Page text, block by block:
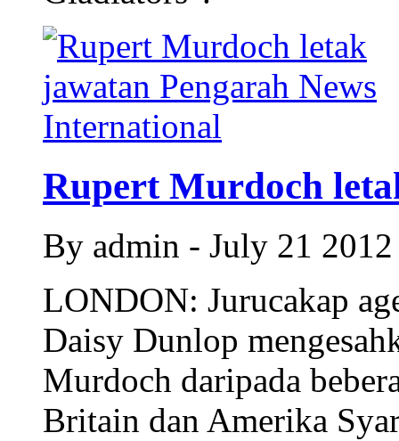
Rupert Murdoch
By admin - July 21
LONDON: Jurucakap
Daisy Dunlop
Murdoch daripada
Britain dan Amerika